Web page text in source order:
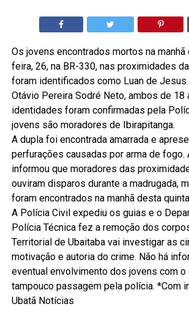
Os jovens encontrados mortos na manhã
feira, 26, na BR-330, nas proximidades
foram identificados como Luan de
Otávio Pereira Sodré Neto, ambos de 18
identidades foram confirmadas pela
jovens são moradores de Ibirapitanga.
A dupla foi encontrada amarrada e
perfurações causadas por arma de fogo.
informou que moradores das
ouviram disparos durante a madrugada,
foram encontrados na manhã desta
A Polícia Civil expediu os guias e o
Polícia Técnica fez a remoção dos
Territorial de Ubaitaba vai investigar as
motivação e autoria do crime. Não há
eventual envolvimento dos jovens com o
tampouco passagem pela polícia. *Com
Ubatã Notícias